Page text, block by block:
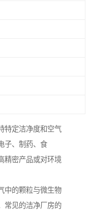
特定洁净度和空气
子、制药、食
精密产品或对环境
中的颗粒与微生物
常见的洁净厂房的